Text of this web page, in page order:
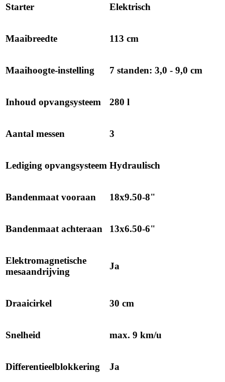
Starter Elektrisch
Maaibreedte 113 cm
Maaihoogte-instelling 7 standen: 3,0 - 9,0 cm
Inhoud opvangsysteem 280 l
Aantal messen 3
Lediging opvangsysteem Hydraulisch
Bandenmaat vooraan 18x9.50-8"
Bandenmaat achteraan 13x6.50-6"
Elektromagnetische
mesaandrijving
Ja
Draaicirkel 30 cm
Snelheid max. 9 km/u
Differentieelblokkering Ja